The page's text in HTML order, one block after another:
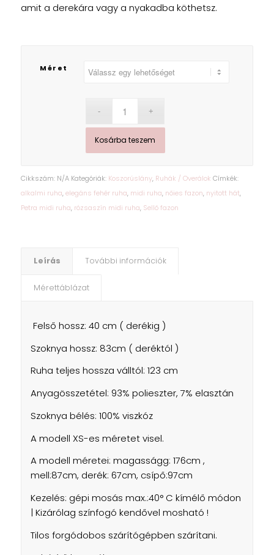
amit a derekára vagy a nyakadba köthetsz.
Méret
Kosárba teszem
Cikkszám: N/A Kategóriák: Koszorúslány, Ruhák / Overálok Címkék:
alkalmi ruha,elegáns fehér ruha, midi ruha, nőies fazon, nyitott hát,
Petra midi ruha, rózsaszín midi ruha, Sellő fazon
Leírás További információk
Mérettáblázat
Felső hossz: 40 cm ( derékig )
Szoknya hossz: 83cm ( deréktól )
Ruha teljes hossza válltól: 123 cm
Anyagösszetétel: 93% polieszter, 7% elasztán
Szoknya bélés: 100% viszkóz
A modell XS-es méretet visel.
A modell méretei: magasságg: 176cm ,
mell:87cm, derék: 67cm, csípő:97cm
Kezelés: gépi mosás max.:40° C kímélő módon
| Kizárólag színfogó kendővel mosható !
Tilos forgódobos szárítógépben szárítani.